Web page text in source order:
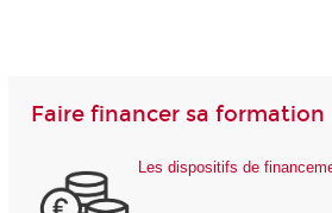
Faire financer sa formation
Les dispositifs de